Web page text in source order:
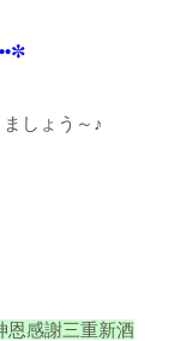
しょう～♪
恩感謝三重新酒